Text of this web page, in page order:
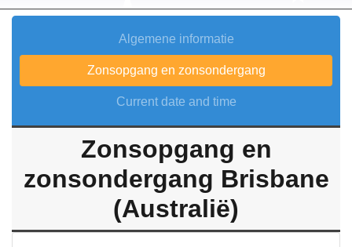
Algemene informatie
Zonsopgang en zonsondergang
Current date and time
Zonsopgang en
zonsondergang Brisbane
(Australië)